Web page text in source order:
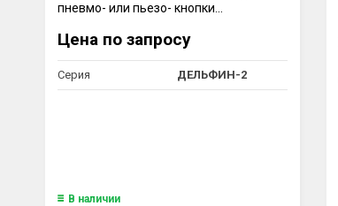
пневмо- или пьезо- кнопки
Цена по запросу
Серия ДЕЛЬФИН-2
В наличии